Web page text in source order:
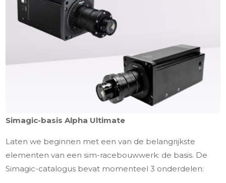
Simagic-basis Alpha Ultimate
Laten we beginnen met een van de belangrijkste
elementen van een sim-racebouwwerk: de basis. De
Simagic-catalogus bevat momenteel 3 onderdelen: